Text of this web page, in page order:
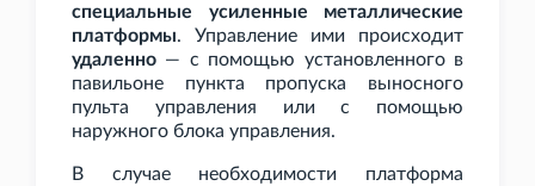
специальные усиленные металлические
платформы. Управление ими происходит
удаленно — с помощью установленного в
павильоне пункта пропуска выносного
пульта управления или с помощью
наружного блока управления.
В случае необходимости платформа